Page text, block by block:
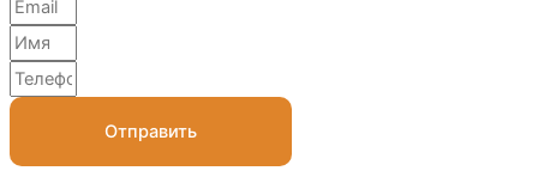
Отправить